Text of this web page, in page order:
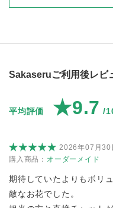
Sakaseruご利用後レビ
平均評価 ★9.7 /
2026年07月30
購入商品： オーダーメイド
期待していたよりもボリ
敵なお花でした。